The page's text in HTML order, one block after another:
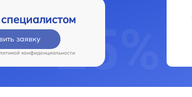
заявку
конфиденциальности